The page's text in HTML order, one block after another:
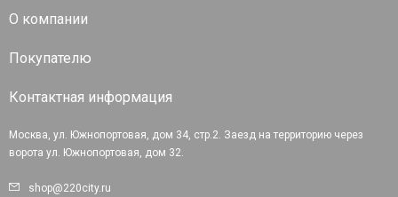
О компании
Покупателю
Контактная информация
Москва, ул. Южнопортовая, дом 34, стр.2. Заезд на территорию через
ворота ул. Южнопортовая, дом 32.
shop@220city.ru